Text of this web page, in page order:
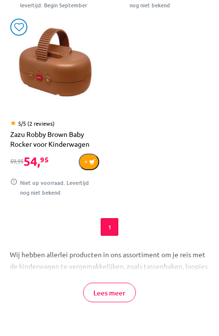
levertijd: Begin September
nog niet bekend
5/5 (2 reviews)
Zazu Robby Brown Baby
Rocker voor Kinderwagen
59,9554,95
Niet op voorraad. Levertijd
nog niet bekend
1
Wij hebben allerlei producten in ons assortiment om je reis met
de kinderwagen te vergemakkelijken, zoals tassenhaken, loopies
jou én je kleintje een stuk gemakkelijker. Daarnaast hebben we
ook binnenbanden voor verschillende kinderwagens!
Lees meer